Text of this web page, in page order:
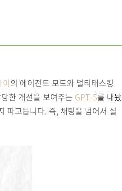
이의 에이전트 모드와 멀티태스킹
한 개선을 보여주는 GPT‑5를 내놨
파고듭니다. 즉, 채팅을 넘어서 실